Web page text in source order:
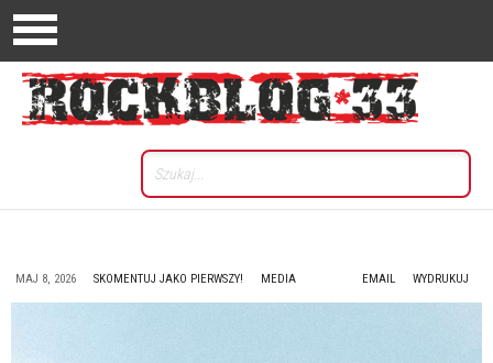
MAJ 8, 2026 WYDRUKUJ
EMAIL
SKOMENTUJ JAKO PIERWSZY! MEDIA